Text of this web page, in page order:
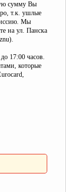
сумму Вы
т.к. ушлые
Мы
на ул. Панска
17:00 часов.
которые